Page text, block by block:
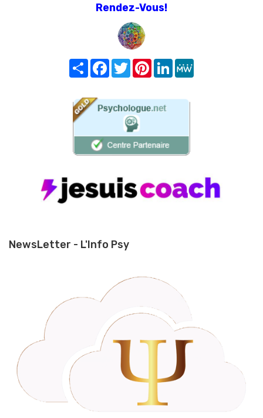
Rendez-Vous!
Share FacebookTwitterPinterest
LinkedIn
NewsLetter - L'Info Psy